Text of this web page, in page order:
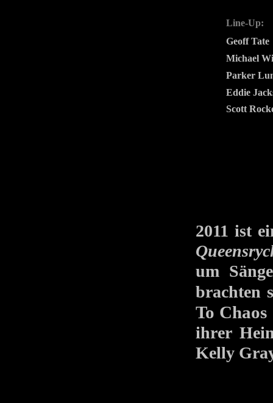
Line-Up:
Geoff Tate
Michael
Parker
Eddie
Scott
2011 ist
um
brachten
To Chaos
ihrer
Kelly